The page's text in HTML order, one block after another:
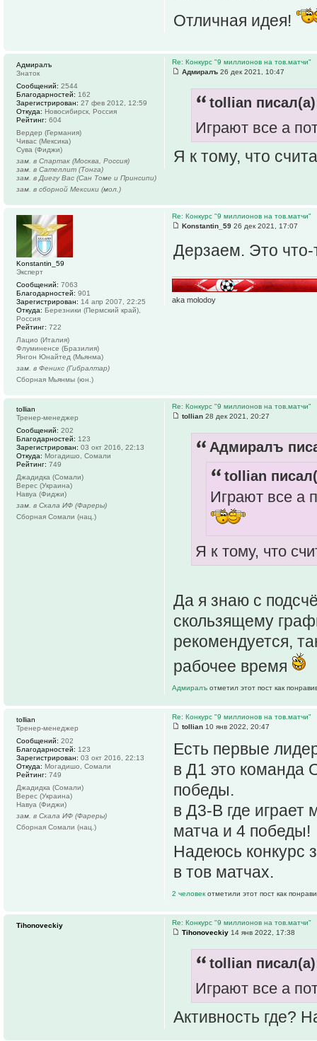
Отличная идея!
Re: Конкурс "9 миллионов на тов.матчи"
Адмиралъ 26 дек 2021, 10:47
tollian
Играют все а
Я к тому, что
Адмиралъ
Знаток
Сообщений: 2544
Благодарностей: 162
Зарегистрирован: 27 фев 2012, 12:59
Откуда: Новосибирск, Россия
Рейтинг: 604
Вердер (Германия)
Чивас (Мексика)
Сува (Фиджи)
зам. в Спартак (Москва, Россия)
зам. в Сателлит (Тонга)
зам. в Диегу Вас (Сан Томе и Принсипи)
зам. в сборной Мексики (мол.)
Re: Конкурс "9 миллионов на тов.матчи"
Konstantin_59 26 дек 2021, 17:07
Дерзаем. Это
aka molodoy
Konstantin_59
Эксперт
Сообщений: 7063
Благодарностей: 901
Зарегистрирован: 14 апр 2007, 22:25
Откуда: Березники (Пермский край),
Россия
Рейтинг: 722
Лацио (Италия)
Флуминенсе (Бразилия)
Янгон Юнайтед (Мьянма)
зам. в Феникс (Гибралтар)
Сборная Мьянмы (юн.)
Re: Конкурс "9 миллионов на тов.матчи"
tollian 28 дек 2021, 20:27
Адмиралъ
tollian
Играют все а
Я к тому, что
Да я знаю с
скользящему
рекомендуется,
рабочее время
Адмиралъ отметил этот пост как
tollian
Тренер-менеджер
Сообщений: 202
Благодарностей: 123
Зарегистрирован: 03 окт 2016, 22:13
Откуда: Могадишо, Сомали
Рейтинг: 749
Джадидка (Сомали)
Верес (Украина)
Навуа (Фиджи)
зам. в Скала ИФ (Фареры)
Сборная Сомали (нац.)
Re: Конкурс "9 миллионов на тов.матчи"
tollian 10 янв 2022, 20:47
Есть первые
в Д1 это команда
победы.
в Д3-В где играет
матча и 4 победы!
Надеюсь конкурс
в тов матчах.
2 человек отметили этот пост как
tollian
Тренер-менеджер
Сообщений: 202
Благодарностей: 123
Зарегистрирован: 03 окт 2016, 22:13
Откуда: Могадишо, Сомали
Рейтинг: 749
Джадидка (Сомали)
Верес (Украина)
Навуа (Фиджи)
зам. в Скала ИФ (Фареры)
Сборная Сомали (нац.)
Re: Конкурс "9 миллионов на тов.матчи"
Tihonoveckiy 14 янв 2022, 17:38
tollian
Играют все а
Активность где?
Tihonoveckiy